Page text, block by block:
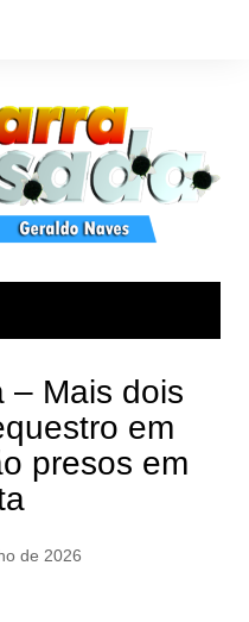
– Mais dois
em
presos em
de 2026